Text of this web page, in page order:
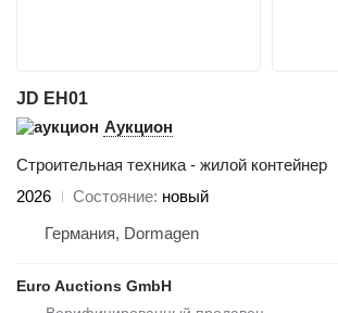
JD EH01
Аукцион
Строительная техника - жилой контейнер
2026
Состояние новый
Германия, Dormagen
Euro Auctions GmbH